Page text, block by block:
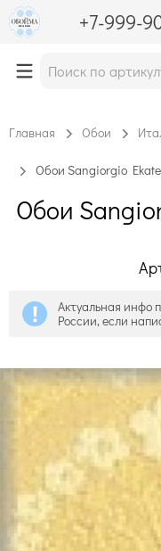
+7-999-
Главная Обои
Обои Sangiorgio
Обои
Актуальная инфо
России, если